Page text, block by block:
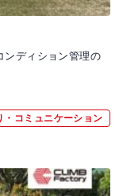
ンディション管理の
・コミュニケーション